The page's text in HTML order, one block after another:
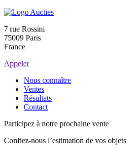
7 rue Rossini
75009 Paris
France
Appeler
Nous connaître
Ventes
Résultats
Contact
Participez à notre prochaine vente
Confiez-nous l’estimation de vos objets